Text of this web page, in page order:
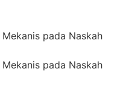
pada Naskah
pada Naskah